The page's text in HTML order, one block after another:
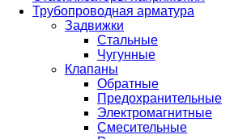
Трубопроводная арматура
Задвижки
Стальные
Чугунные
Клапаны
Обратные
Предохранительные
Электромагнитные
Смесительные